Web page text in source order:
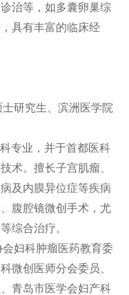
治等，如多囊卵巢综
具有丰富的临床经
研究生、滨洲医学院
专业，并于首都医科
术。擅长子宫肌瘤、
及内膜异位症等疾病
腹腔镜微创手术，尤
综合治疗。
妇科肿瘤医药教育委
微创医师分会委员、
青岛市医学会妇产科